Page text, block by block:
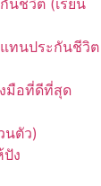
นชีวิต (เรียน
ทนประกันชีวิต
งมือที่ดีที่สุด
นตัว)
ง